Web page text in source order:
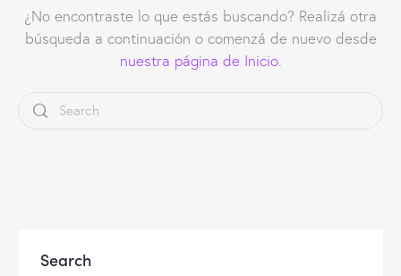
¿No encontraste lo que estás buscando? Realizá otra
búsqueda a continuación o comenzá de nuevo desde
nuestra página de Inicio.
Search